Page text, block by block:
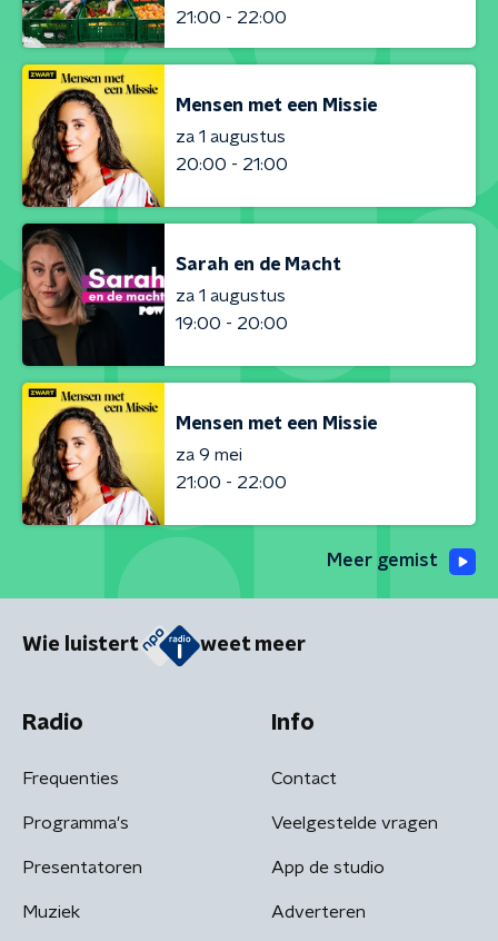
21:00 - 22:00
Mensen met een Missie
za 1 augustus
20:00 - 21:00
Sarah en de Macht
za 1 augustus
19:00 - 20:00
Mensen met een Missie
za 9 mei
21:00 - 22:00
Meer gemist
Wie luistert weet meer
Radio
Frequenties
Programma's
Presentatoren
Muziek
Info
Contact
Veelgestelde vragen
App de studio
Adverteren